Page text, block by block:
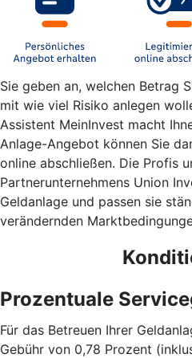
Sie geben an, welchen Betrag
mit wie viel Risiko anlegen
Assistent MeinInvest macht
Anlage-Angebot können Sie
online abschließen. Die Profis
Partnerunternehmens Union
Geldanlage und passen sie
verändernden
Prozentuale
Für das Betreuen Ihrer
Gebühr von 0,78 Prozent